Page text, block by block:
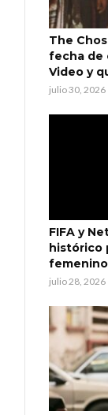
The
fecha de
Video y
julio 30, 2026
FIFA y
histórico
julio 28, 2026